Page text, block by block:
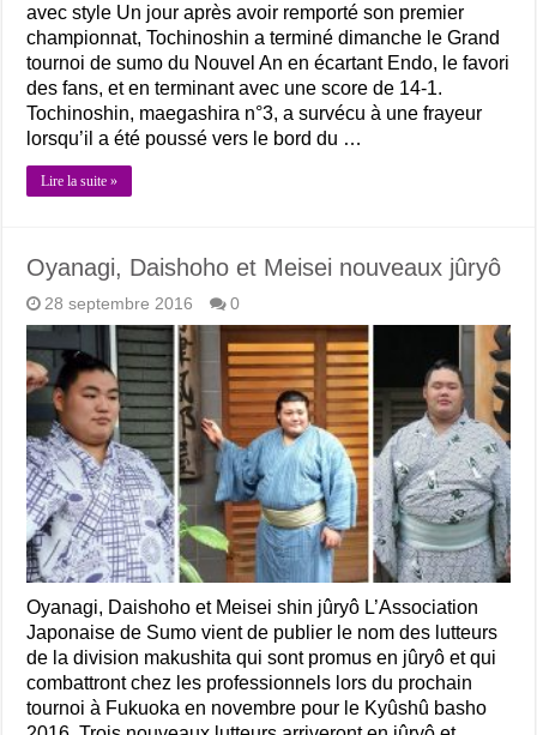
avec style Un jour après avoir remporté son premier
championnat, Tochinoshin a terminé dimanche le Grand
tournoi de sumo du Nouvel An en écartant Endo, le favori
des fans, et en terminant avec une score de 14-1.
Tochinoshin, maegashira n°3, a survécu à une frayeur
lorsqu’il a été poussé vers le bord du …
Lire la suite »
Oyanagi, Daishoho et Meisei nouveaux jûryô
28 septembre 2016 0
Oyanagi, Daishoho et Meisei shin jûryô L’Association
Japonaise de Sumo vient de publier le nom des lutteurs
de la division makushita qui sont promus en jûryô et qui
combattront chez les professionnels lors du prochain
tournoi à Fukuoka en novembre pour le Kyûshû basho